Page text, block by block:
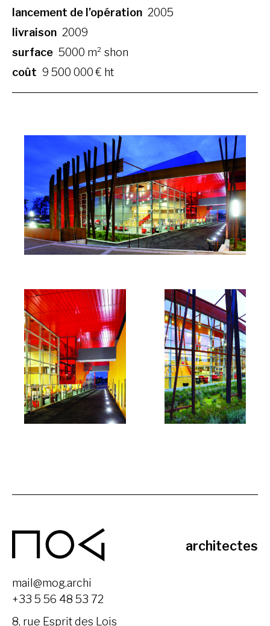
lancement de l’opération 2005
livraison 2009
surface 5000 m² shon
coût 9 500 000 € ht
MOG
architectes
mail@mog.archi
+33 5 56 48 53 72
8, rue Esprit des Lois